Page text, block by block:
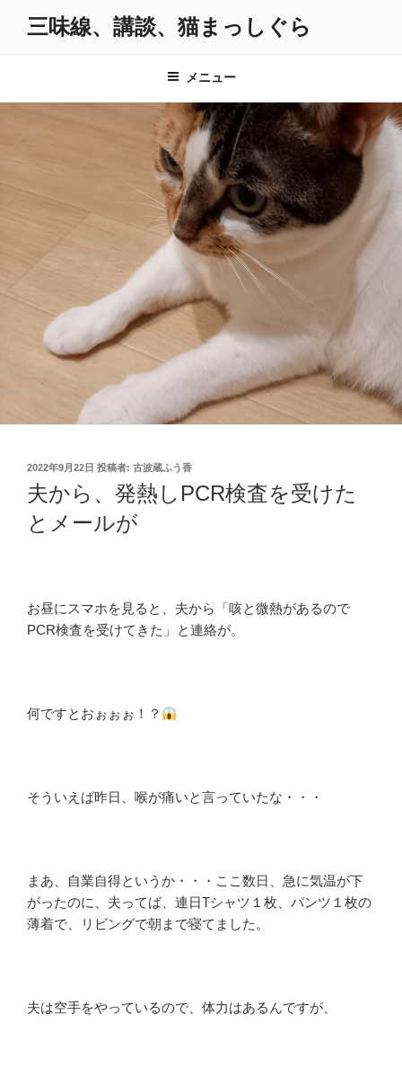
三味線、講談、猫まっしぐら
メニュー
投
日:
2022年9月22日 投稿者: 古波蔵ふう香
夫から、発熱しPCR検査を受けた
とメールが
お昼にスマホを見ると、夫から「咳と微熱があるので
PCR検査を受けてきた」と連絡が。
何ですとおぉぉぉ！？
そういえば昨日、喉が痛いと言っていたな・・・
まあ、自業自得というか・・・ここ数日、急に気温が下
がったのに、夫ってば、連日Tシャツ１枚、パンツ１枚の
薄着で、リビングで朝まで寝てました。
夫は空手をやっているので、体力はあるんですが、